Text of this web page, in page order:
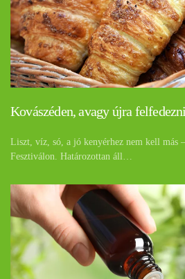
Kovászéden, avagy újra
Liszt, víz, só, a jó kenyérhez nem kell más
Fesztiválon. Határozottan áll…